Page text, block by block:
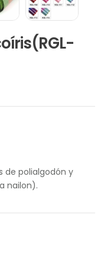
de polialgodón y
nailon).